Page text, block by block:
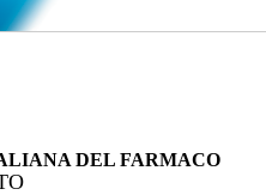
DEL FARMACO